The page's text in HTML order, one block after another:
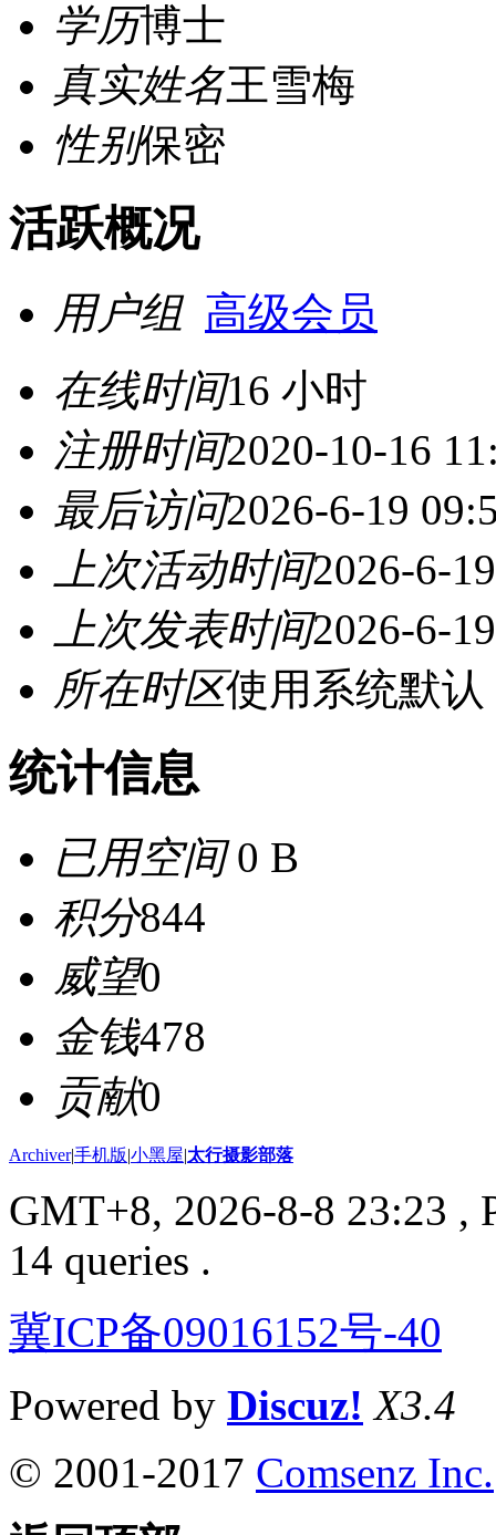
学历博士
真实姓名王雪梅
性别保密
活跃概况
用户组 高级会员
在线时间16 小时
注册时间2020-10-16
最后访问2026-6-19
上次活动时间2026-6-
上次发表时间2026-6-
所在时区使用系统默认
统计信息
已用空间0 B
积分844
威望0
金钱478
贡献0
Archiver|手机版|小黑屋|太行摄影部落
GMT+8, 2026-8-8 23:23 ,
14 queries .
冀ICP备09016152号-40
Powered by Discuz! X3.4
© 2001-2017 Comsenz Inc.